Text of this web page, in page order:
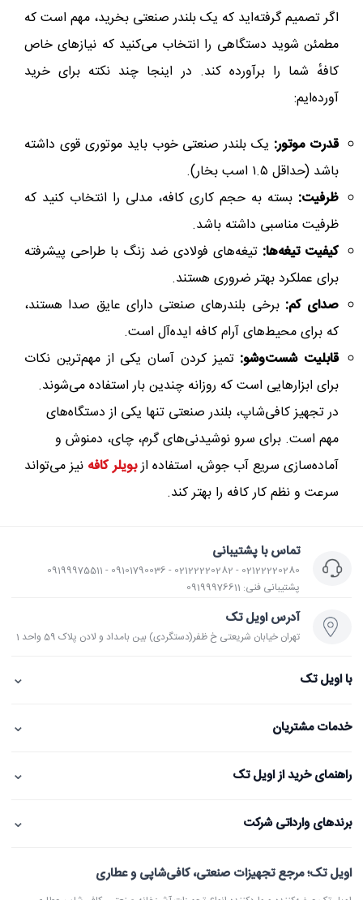
اگر تصمیم گرفته‌اید که یک بلندر صنعتی بخرید، مهم است که
مطمئن شوید دستگاهی را انتخاب می‌کنید که نیازهای خاص
کافهٔ شما را برآورده کند. در اینجا چند نکته برای خرید
آورده‌ایم:
قدرت موتور: یک بلندر صنعتی خوب باید موتوری قوی داشته
باشد (حداقل ۱.۵ اسب بخار).
ظرفیت: بسته به حجم کاری کافه، مدلی را انتخاب کنید که
ظرفیت مناسبی داشته باشد.
کیفیت تیغه‌ها: تیغه‌های فولادی ضد زنگ با طراحی پیشرفته
برای عملکرد بهتر ضروری هستند.
صدای کم: برخی بلندرهای صنعتی دارای عایق صدا هستند،
که برای محیط‌های آرام کافه ایده‌آل است.
قابلیت شست‌وشو: تمیز کردن آسان یکی از مهم‌ترین نکات
برای ابزارهایی است که روزانه چندین بار استفاده می‌شوند.
در تجهیز کافی‌شاپ، بلندر صنعتی تنها یکی از دستگاه‌های
مهم است. برای سرو نوشیدنی‌های گرم، چای، دمنوش و
آماده‌سازی سریع آب جوش، استفاده ازبویلر کافه نیز می‌تواند
سرعت و نظم کار کافه را بهتر کند.
تماس با پشتیبانی
02122220280 - 02122220282 - 09101790036 - 09199975511
پشتیبانی فنی: 09199976611
آدرس اویل تک
تهران خیابان شریعتی خ ظفر(دستگردی) بین بامداد و لادن پلاک 59 واحد 1
با اویل تک ⌄
خدمات مشتریان ⌄
راهنمای خرید از اویل تک ⌄
برندهای وارداتی شرکت ⌄
اویل تک؛ مرجع تجهیزات صنعتی، کافی‌شاپی و عطاری